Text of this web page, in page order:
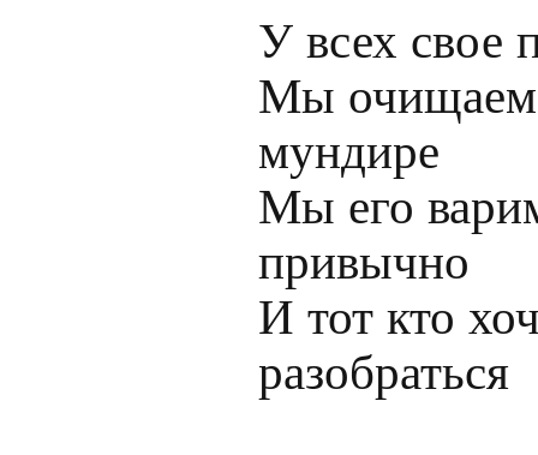
У всех свое
Мы очищаем
мундире
Мы его
привычно
И тот кто